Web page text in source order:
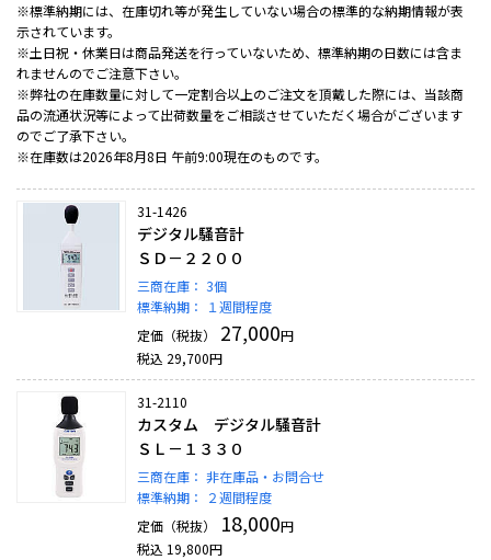
※標準納期には、在庫切れ等が発生していない場合の標準的な納期情報が表
示されています。
※土日祝・休業日は商品発送を行っていないため、標準納期の日数には含ま
れませんのでご注意下さい。
※弊社の在庫数量に対して一定割合以上のご注文を頂戴した際には、当該商
品の流通状況等によって出荷数量をご相談させていただく場合がございます
のでご了承下さい。
※在庫数は2026年8月8日 午前9:00現在のものです。
31-1426
デジタル騒音計
ＳＤ－２２００
三商在庫： 3個
標準納期：
１週間程度
定価（税抜）
27,000円
税込 29,700円
31-2110
カスタム デジタル騒音計
ＳＬ－１３３０
三商在庫： 非在庫品・お問合せ
標準納期：
２週間程度
定価（税抜）
18,000円
税込 19,800円